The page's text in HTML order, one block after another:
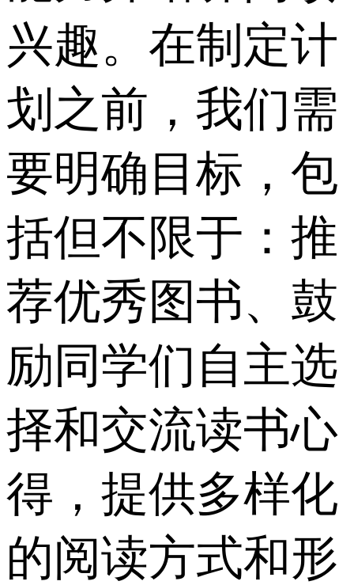
兴趣。在制定计
划之前，我们需
要明确目标，包
括但不限于：推
荐优秀图书、鼓
励同学们自主选
择和交流读书心
得，提供多样化
的阅读方式和形